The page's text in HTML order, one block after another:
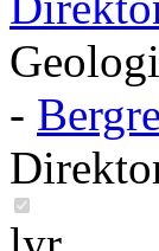
Geologi
-